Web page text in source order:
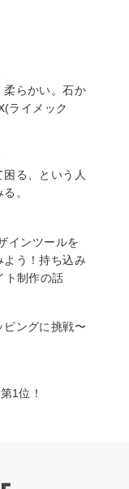
柔らかい。石か
ライメック
る、という人
。
インツールを
う！持ち込み
ト制作の話
ピングに挑戦〜
1位！